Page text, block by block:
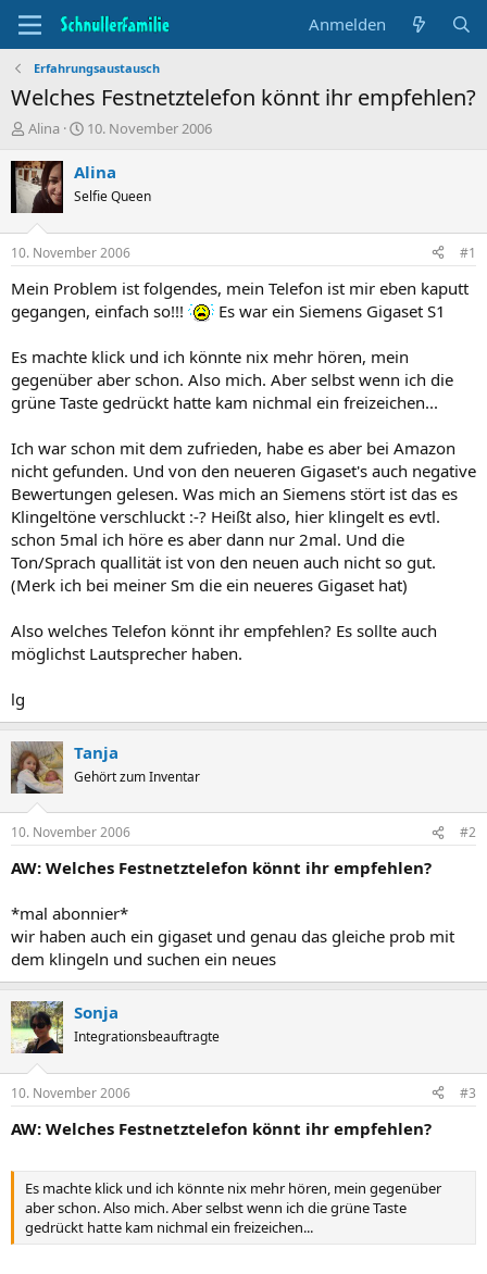
Anmelden
Erfahrungsaustausch
Welches Festnetztelefon könnt ihr empfehlen?
T
e
m
e
n
t
a
t
Alina
B
g
n
a
t
m
10. November 2006
Alina
Selfie Queen
10. November 2006 #1
Mein Problem ist folgendes, mein Telefon ist mir eben kaputt
gegangen, einfach so!!!
Es war ein Siemens Gigaset S1
Es machte klick und ich könnte nix mehr hören, mein
gegenüber aber schon. Also mich. Aber selbst wenn ich die
grüne Taste gedrückt hatte kam nichmal ein freizeichen...
Ich war schon mit dem zufrieden, habe es aber bei Amazon
nicht gefunden. Und von den neueren Gigaset's auch negative
Bewertungen gelesen. Was mich an Siemens stört ist das es
Klingeltöne verschluckt :-? Heißt also, hier klingelt es evtl.
schon 5mal ich höre es aber dann nur 2mal. Und die
Ton/Sprach quallität ist von den neuen auch nicht so gut.
(Merk ich bei meiner Sm die ein neueres Gigaset hat)
Also welches Telefon könnt ihr empfehlen? Es sollte auch
möglichst Lautsprecher haben.
lg
Tanja
Gehört zum Inventar
10. November 2006 #2
AW: Welches Festnetztelefon könnt ihr empfehlen?
*mal abonnier*
wir haben auch ein gigaset und genau das gleiche prob mit
dem klingeln und suchen ein neues
Sonja
Integrationsbeauftragte
10. November 2006 #3
AW: Welches Festnetztelefon könnt ihr empfehlen?
Es machte klick und ich könnte nix mehr hören, mein gegenüber
aber schon. Also mich. Aber selbst wenn ich die grüne Taste
gedrückt hatte kam nichmal ein freizeichen...